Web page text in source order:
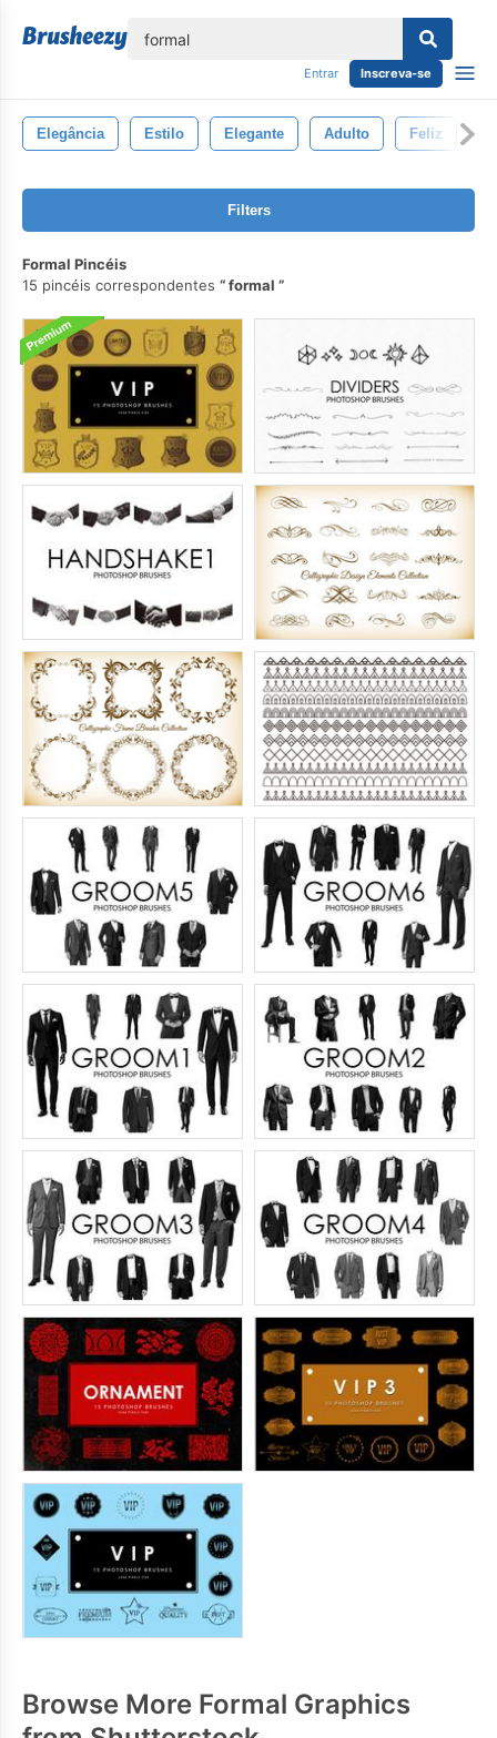
Entrar Inscreva-se
Elegância Estilo Elegante Adulto Feliz
Filters
Formal Pincéis
15 pincéis correspondentes
formal
Browse More Formal Graphics